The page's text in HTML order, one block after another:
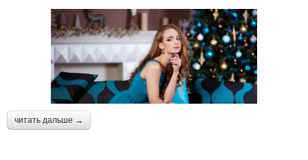
читать дальше →